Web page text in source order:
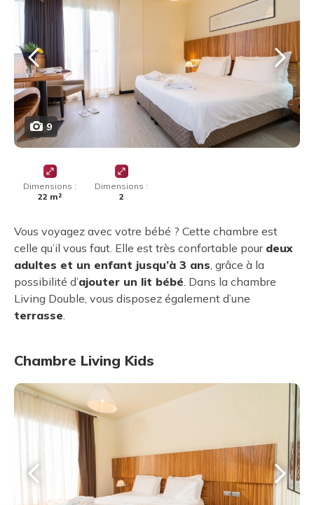
Dimensions :
22 m²
Dimensions :
2
Vous voyagez avec votre bébé ? Cette chambre est
celle qu’il vous faut. Elle est très confortable pour deux
adultes et un enfant jusqu’à 3 ans , grâce à la
possibilité d’ajouter un lit bébé . Dans la chambre
Living Double, vous disposez également d’une
terrasse
9
Chambre Living Kids